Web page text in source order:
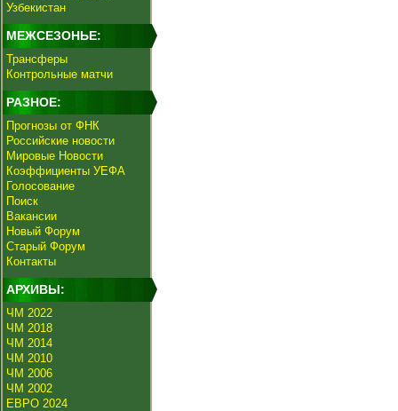
Узбекистан
МЕЖСЕЗОНЬЕ:
Трансферы
Контрольные матчи
РАЗНОЕ:
Прогнозы от ФНК
Российские новости
Мировые Новости
Коэффициенты УЕФА
Голосование
Поиск
Вакансии
Новый Форум
Старый Форум
Контакты
АРХИВЫ:
ЧМ 2022
ЧМ 2018
ЧМ 2014
ЧМ 2010
ЧМ 2006
ЧМ 2002
ЕВРО 2024